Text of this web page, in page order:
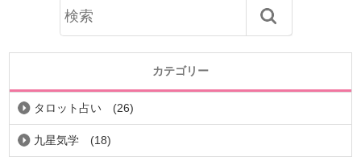
カテゴリー
タロット占い (26)
九星気学 (18)